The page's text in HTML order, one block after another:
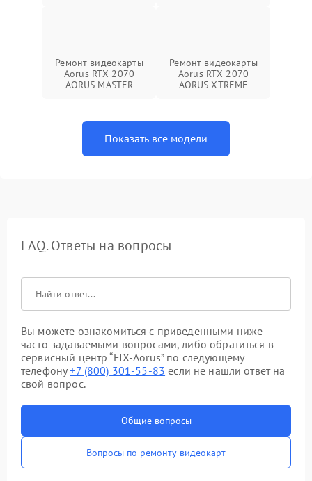
Ремонт видеокарты
Aorus RTX 2070
AORUS MASTER
Ремонт видеокарты
Aorus RTX 2070
AORUS XTREME
Показать все модели
FAQ. Ответы на вопросы
Вы можете ознакомиться с приведенными ниже
часто задаваемыми вопросами, либо обратиться в
сервисный центр “FIX-Aorus” по следующему
телефону+7 (800) 301-55-83 если не нашли ответ на
свой вопрос.
Общие вопросы
Вопросы по ремонту видеокарт